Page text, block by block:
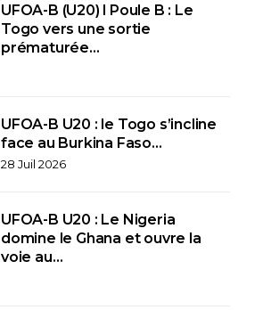
UFOA-B (U20) l Poule B : Le
Togo vers une sortie
prématurée…
UFOA-B U20 : le Togo s’incline
face au Burkina Faso…
28 Juil 2026
UFOA-B U20 : Le Nigeria
domine le Ghana et ouvre la
voie au…